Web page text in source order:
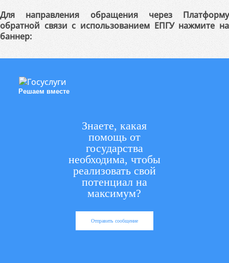
Для направления обращения через Платформу
обратной связи с использованием ЕПГУ нажмите на
баннер:
Решаем вместе
Знаете, какая
помощь от
государства
необходима, чтобы
реализовать свой
потенциал на
максимум?
Отправить сообщение